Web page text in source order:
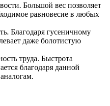
Большой вес позволяет
равновесие в любых
Благодаря гусеничному
даже болотистую
труда. Быстрота
благодаря данной